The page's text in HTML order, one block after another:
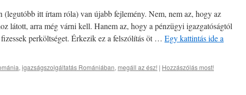
(legutóbb itt írtam róla) van újabb fejlemény. Nem, nem az, hogy az
látott, arra még várni kell. Hanem az, hogy a pénzügyi igazgatóságtól
perköltséget. Érkezik ez a felszólítás öt … Egy kattintás ide a
, igazságszolgáltatás Romániában, megáll az ész! | Hozzászólás most!